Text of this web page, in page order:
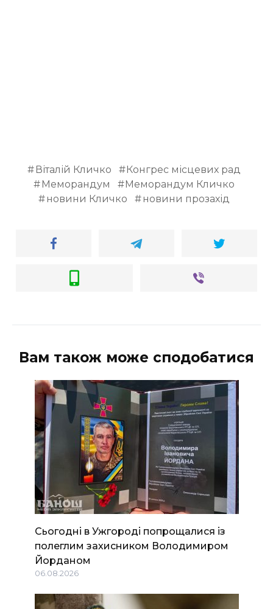
Віталій Кличко
Конгрес місцевих рад
Меморандум
Меморандум Кличко
новини Кличко
новини прозахід
Вам також може сподобатися
Сьогодні в Ужгороді попрощалися із
полеглим захисником Володимиром
Йорданом
06.08.2026